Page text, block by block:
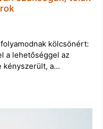
kölcsönért:
a lehetőséggel az
kényszerült, a…